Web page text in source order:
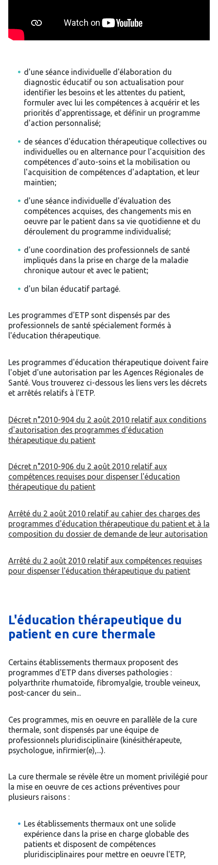
d'une séance individuelle d'élaboration du
diagnostic éducatif ou son actualisation pour
identifier les besoins et les attentes du patient,
formuler avec lui les compétences à acquérir et les
priorités d'apprentissage, et définir un programme
d'action personnalisé;
de séances d'éducation thérapeutique collectives ou
individuelles ou en alternance pour l'acquisition des
compétences d'auto-soins et la mobilisation ou
l'acquisition de compétences d'adaptation, et leur
maintien;
d'une séance individuelle d'évaluation des
compétences acquises, des changements mis en
oeuvre par le patient dans sa vie quotidienne et du
déroulement du programme individualisé;
d'une coordination des professionnels de santé
impliqués dans la prise en charge de la maladie
chronique autour et avec le patient;
d'un bilan éducatif partagé.
Les programmes d'ETP sont dispensés par des
professionnels de santé spécialement formés à
l'éducation thérapeutique.
Les programmes d'éducation thérapeutique doivent faire
l'objet d'une autorisation par les Agences Régionales de
Santé. Vous trouverez ci-dessous les liens vers les décrets
et arrêtés relatifs à l'ETP.
Décret n°2010-904 du 2 août 2010 relatif aux conditions
d'autorisation des programmes d'éducation
thérapeutique du patient
Décret n°2010-906 du 2 août 2010 relatif aux
compétences requises pour dispenser l'éducation
thérapeutique du patient
Arrêté du 2 août 2010 relatif au cahier des charges des
programmes d'éducation thérapeutique du patient et à la
composition du dossier de demande de leur autorisation
Arrêté du 2 août 2010 relatif aux compétences requises
pour dispenser l'éducation thérapeutique du patient
L'éducation thérapeutique du
patient en cure thermale
Certains établissements thermaux proposent des
programmes d'ETP dans diverses pathologies :
polyarthrite rhumatoïde, fibromyalgie, trouble veineux,
post-cancer du sein...
Ces programmes, mis en oeuvre en parallèle de la cure
thermale, sont dispensés par une équipe de
professionnels pluridisciplinaire (kinésithérapeute,
psychologue, infirmier(e),...).
La cure thermale se révèle être un moment privilégié pour
la mise en oeuvre de ces actions préventives pour
plusieurs raisons :
Les établissements thermaux ont une solide
expérience dans la prise en charge globable des
patients et disposent de compétences
pluridisciplinaires pour mettre en oeuvre l'ETP,